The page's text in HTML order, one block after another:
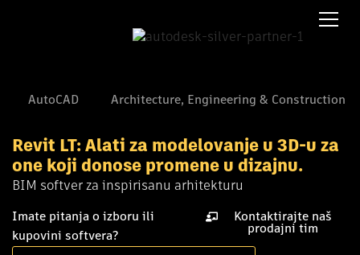
AutoCAD Architecture, Engineering & Construction
Revit LT: Alati za modelovanje u 3D-u za
one koji donose promene u dizajnu.
BIM softver za inspirisanu arhitekturu
Imate pitanja o izboru ili
kupovini softvera?
Kontaktirajte naš
prodajni tim